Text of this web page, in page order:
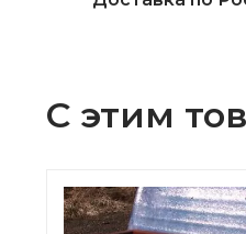
С этим